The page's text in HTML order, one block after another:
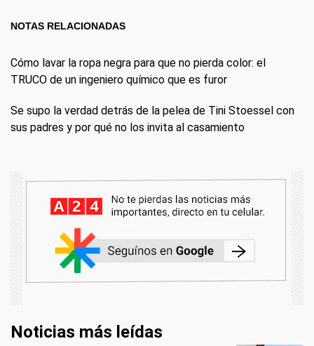
NOTAS RELACIONADAS
Cómo lavar la ropa negra para que no pierda color: el
TRUCO de un ingeniero químico que es furor
Se supo la verdad detrás de la pelea de Tini Stoessel con
sus padres y por qué no los invita al casamiento
Noticias más leídas